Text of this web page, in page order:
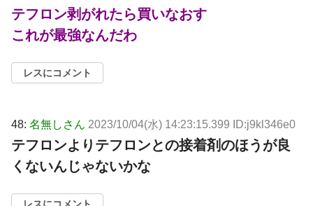
テフロン剥がれたら買いなおす
これが最強なんだわ
レスにコメント
48: 名無しさん 2023/10/04(水) 14:23:15.399 ID:j9kl346e0
テフロンよりテフロンとの接着剤のほうが良
くないんじゃないかな
レスにコメント